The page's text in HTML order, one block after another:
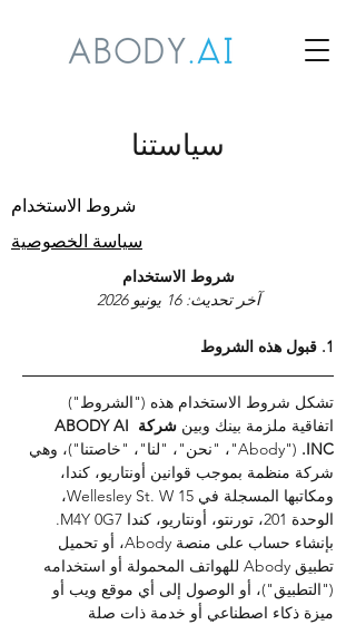
سياستنا
شروط الاستخدام
سياسة الخصوصية
شروط الاستخدام
آخر تحديث: 16 يونيو 2026
1. قبول هذه الشروط
تشكل شروط الاستخدام هذه ("الشروط")
اتفاقية ملزمة بينك وبين
شركة ABODY AI
INC.
("Abody"، "نحن"، "لنا"، "خاصتنا")، وهي
شركة منظمة بموجب قوانين أونتاريو، كندا،
ومكاتبها المسجلة في 15 Wellesley St. W،
الوحدة 201، تورنتو، أونتاريو، كندا M4Y 0G7.
بإنشاء حساب على منصة Abody، أو تحميل
تطبيق Abody للهواتف المحمولة أو استخدامه
("التطبيق")، أو الوصول إلى أي موقع ويب أو
ميزة ذكاء اصطناعي أو خدمة ذات صلة